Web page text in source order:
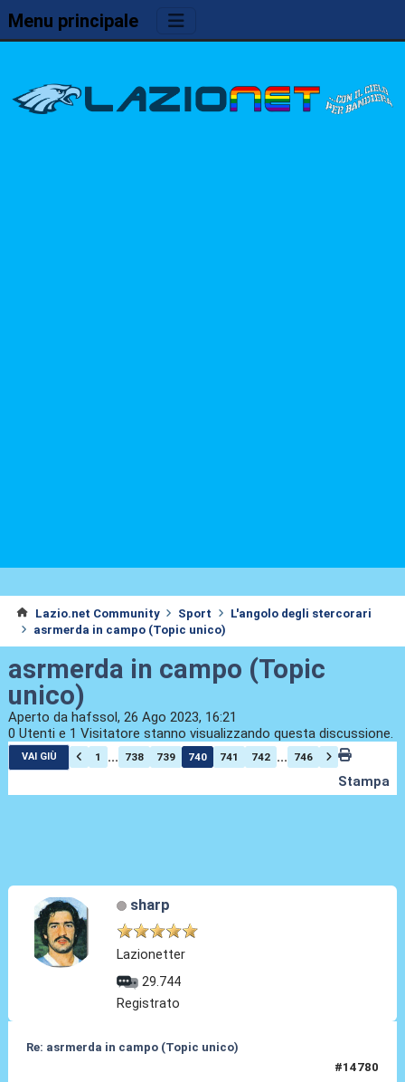
Menu principale
Lazio.net Community Sport
L'angolo degli stercorari
asrmerda in campo (Topic unico)
asrmerda in campo (Topic
unico)
Aperto da hafssol, 26 Ago 2023, 16:21
0 Utenti e 1 Visitatore stanno visualizzando questa discussione.
VAI GIÙ 1 ... 738 739 740 741 742 ... 746
Stampa
sharp
Lazionetter
29.744
Registrato
Re: asrmerda in campo (Topic unico)
#14780